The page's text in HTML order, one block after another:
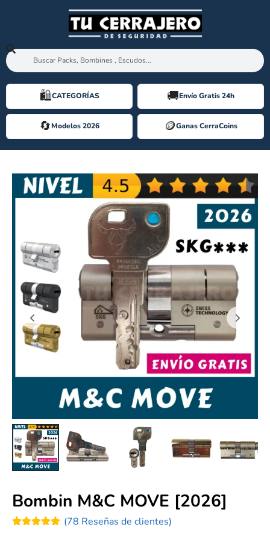
🛍️️CATEGORÍAS 🚚Envío Gratis 24h
🔄Modelos 2026 🪙️Ganas CerraCoins
Bombin M&C MOVE [2026]
(78 Reseñas de clientes)